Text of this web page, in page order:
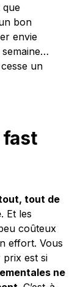
que
bon
envie
semaine…
un
fast
tout de
. Et les
coûteux
effort. Vous
prix est si
ne